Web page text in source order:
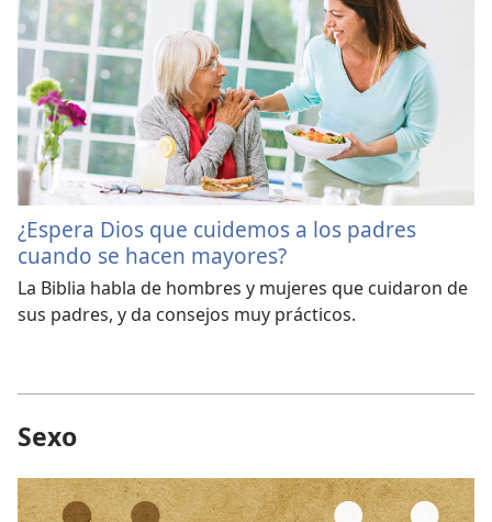
¿Espera Dios que cuidemos a los padres
cuando se hacen mayores?
La Biblia habla de hombres y mujeres que cuidaron de
sus padres, y da consejos muy prácticos.
Sexo